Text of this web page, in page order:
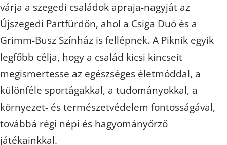
várja a szegedi családok apraja-nagyját az
Újszegedi Partfürdőn, ahol a Csiga Duó és a
Grimm-Busz Színház is fellépnek. A Piknik egyik
legfőbb célja, hogy a család kicsi kincseit
megismertesse az egészséges életmóddal, a
különféle sportágakkal, a tudományokkal, a
környezet- és természetvédelem fontosságával,
továbbá régi népi és hagyományőrző
játékainkkal.